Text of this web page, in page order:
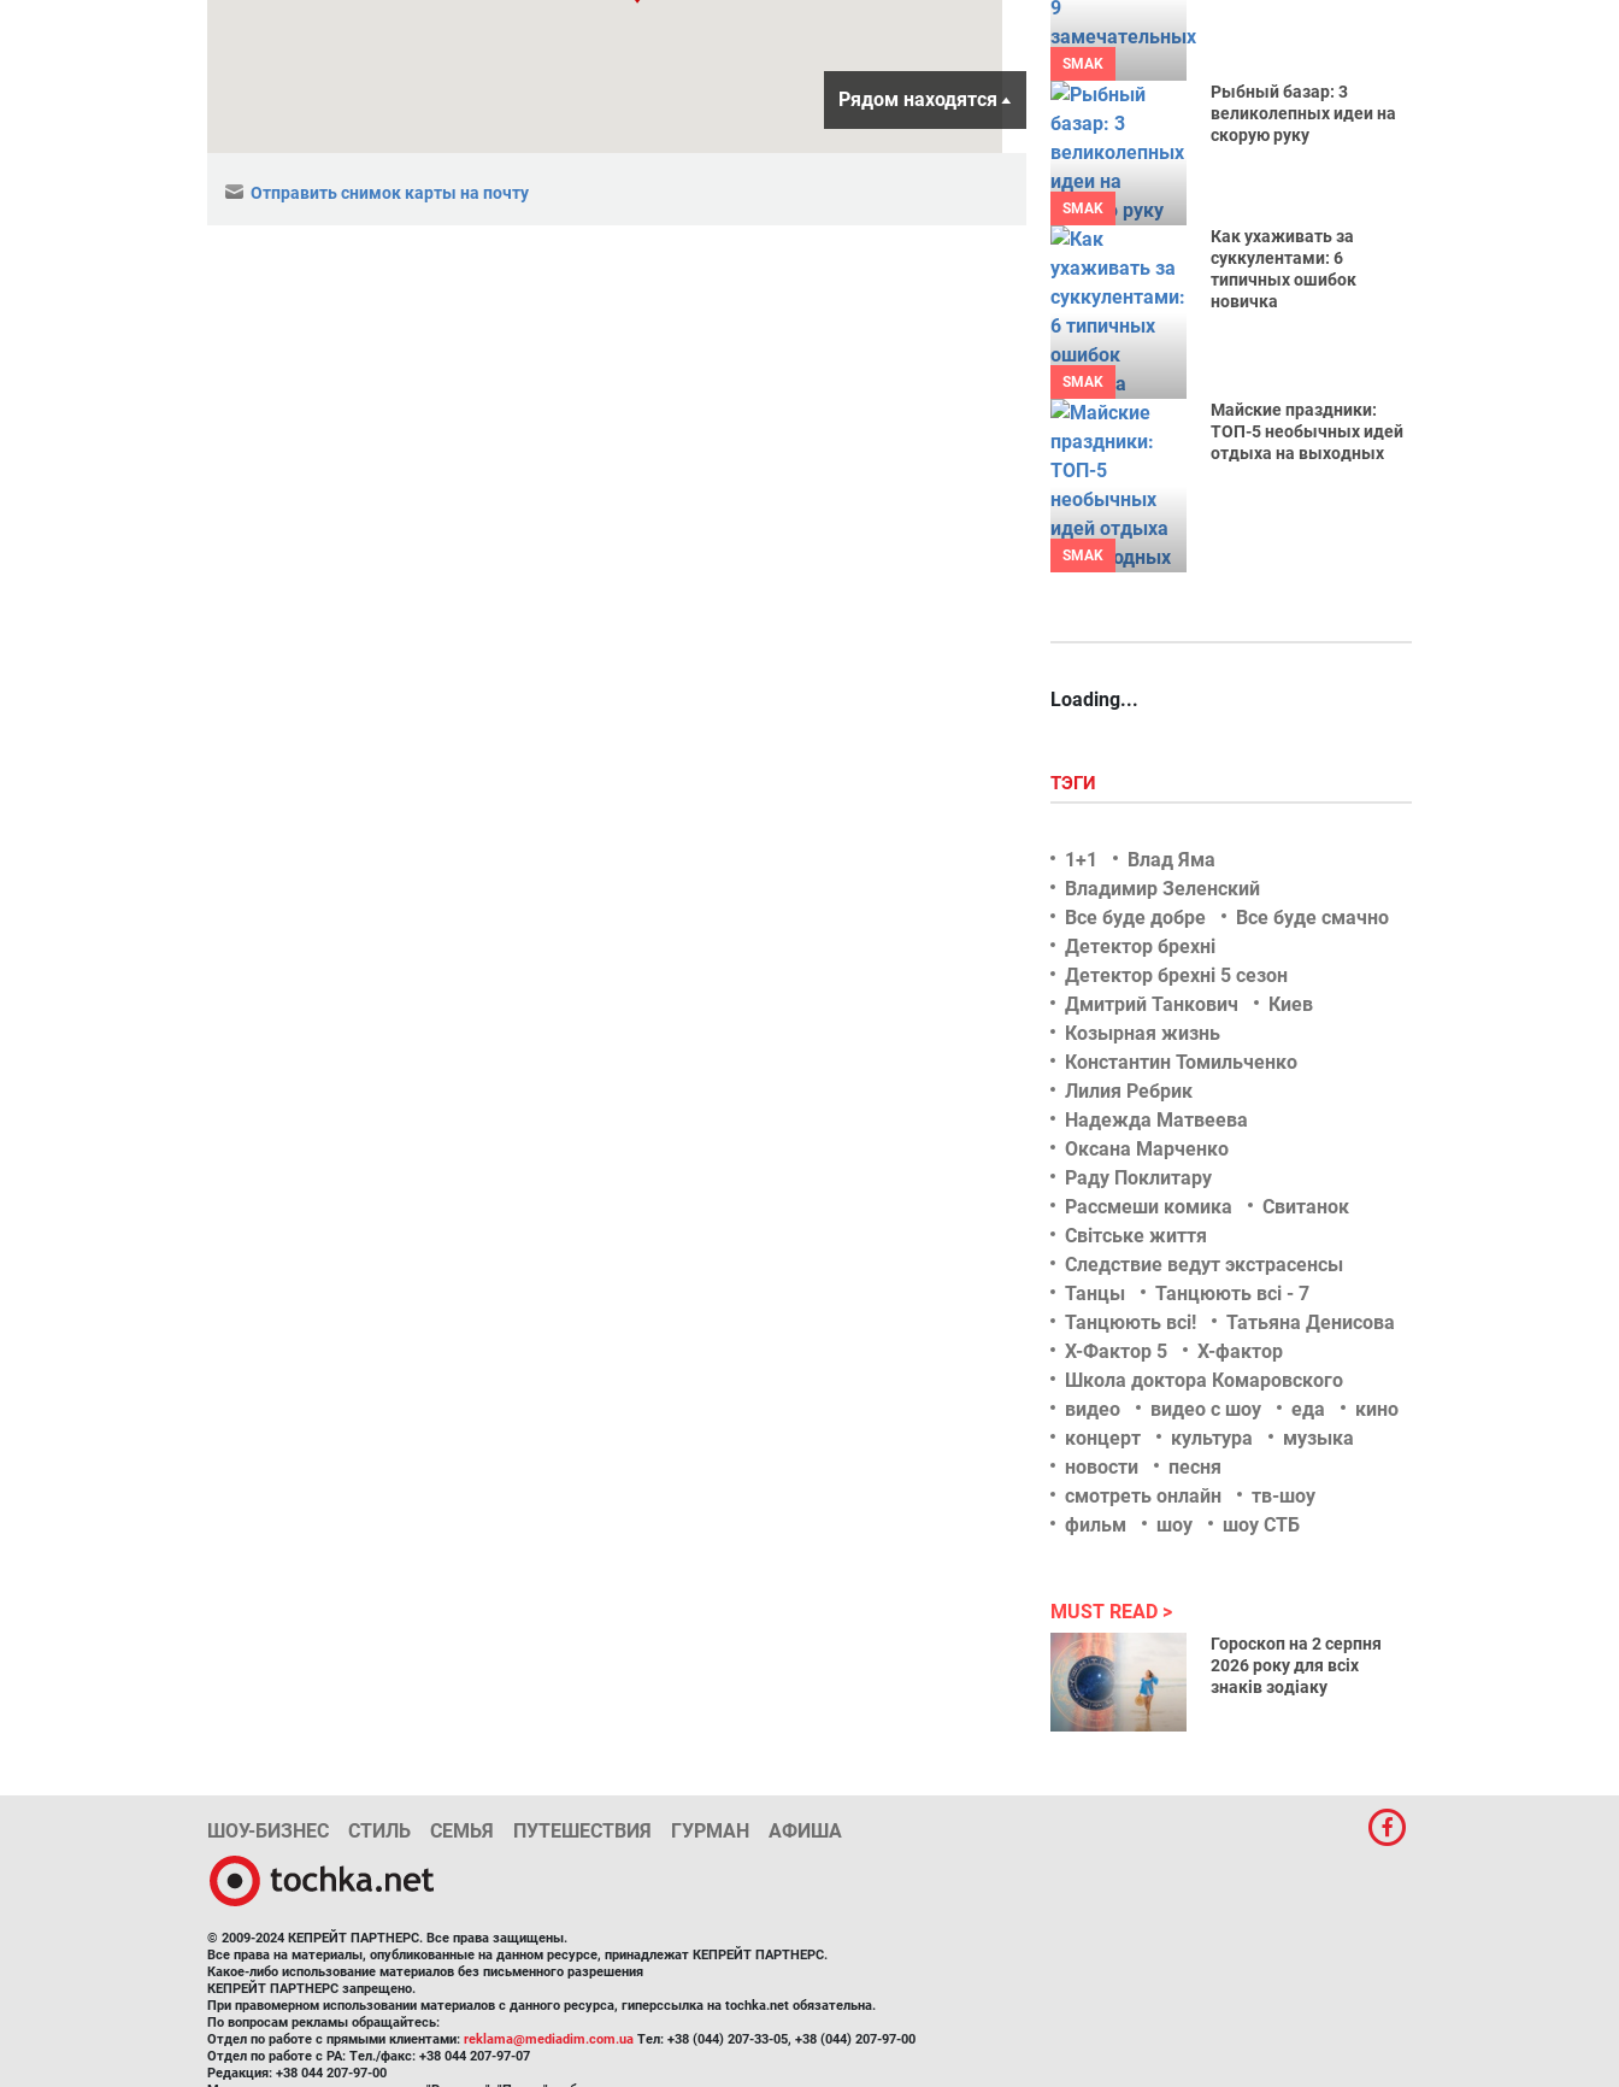
Рядом находятся
Отправить снимок карты на почту
SMAK
SMAK
Рыбный базар: 3
великолепных идеи на
скорую руку
SMAK
Как ухаживать за
суккулентами: 6
типичных ошибок
новичка
SMAK
Майские праздники:
ТОП-5 необычных идей
отдыха на выходных
Loading...
ТЭГИ
1+1
Влад Яма
Владимир Зеленский
Все буде добре
Все буде смачно
Детектор брехні
Детектор брехні 5 сезон
Дмитрий Танкович
Киев
Козырная жизнь
Константин Томильченко
Лилия Ребрик
Надежда Матвеева
Оксана Марченко
Раду Поклитару
Рассмеши комика
Свитанок
Світське життя
Следствие ведут экстрасенсы
Танцы
Танцюють всі - 7
Танцюють всі!
Татьяна Денисова
Х-Фактор 5
Х-фактор
Школа доктора Комаровского
видео
видео с шоу еда
кино
концерт
культура
музыка
новости
песня
смотреть онлайн
тв-шоу
фильм
шоу шоу СТБ
MUST READ
Гороскоп на 2 серпня
2026 року для всіх
знаків зодіаку
ШОУ-БИЗНЕС СТИЛЬ СЕМЬЯ ПУТЕШЕСТВИЯ ГУРМАН АФИША
© 2009-2024 КЕПРЕЙТ ПАРТНЕРС. Все права защищены.
Все права на материалы, опубликованные на данном ресурсе, принадлежат КЕПРЕЙТ ПАРТНЕРС.
Какое-либо использование материалов без письменного разрешения
КЕПРЕЙТ ПАРТНЕРС запрещено.
При правомерном использовании материалов с данного ресурса, гиперссылка на tochka.net обязательна.
По вопросам рекламы обращайтесь:
Отдел по работе с прямыми клиентами: reklama@mediadim.com.ua Тел: +38 (044) 207-33-05, +38 (044) 207-97-00
Отдел по работе с РА: Тел./факс: +38 044 207-97-07
Редакция: +38 044 207-97-00